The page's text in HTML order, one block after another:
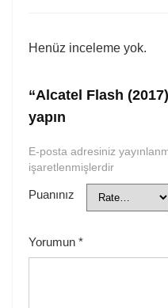
Henüz inceleme yok.
“Alcatel Flash
yapın
E-posta adresiniz
işaretlenmişlerdir
Puanınız
Yorumun *